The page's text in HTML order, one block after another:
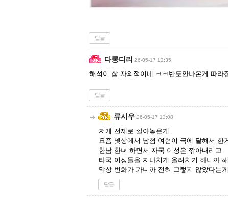
답글
다롱디리 26-05-17 12:35
해석이 참 자의적이네 ㅋㅋ반도안나온게 따라
답글
류시우 26-05-17 13:08
저게 전제로 깔아놓은게
요즘 넷상에서 남혐 여혐이 극에 달해서 한
한남 한녀 하면서 자국 이성은 깎아내리고
타국 이성들을 지나치게 올려치기 하니까
막상 번화가 가니까 전혀 그렇지 않았다는
답글